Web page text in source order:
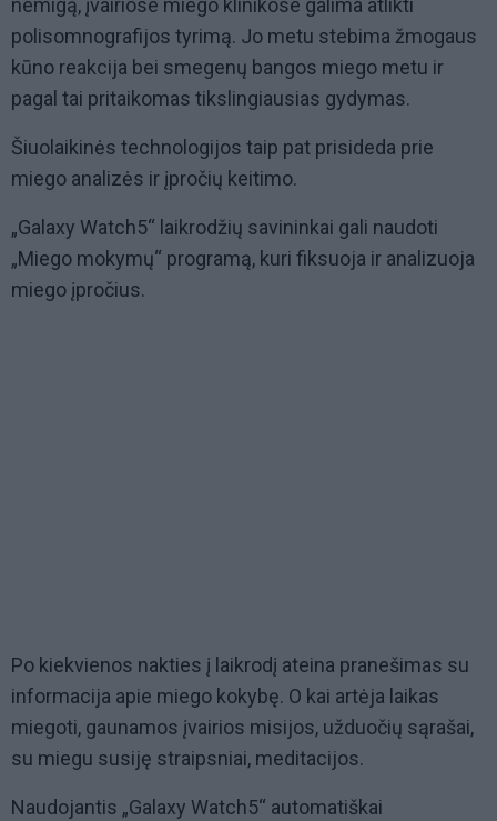
nemigą, įvairiose miego klinikose galima atlikti
polisomnografijos tyrimą. Jo metu stebima žmogaus
kūno reakcija bei smegenų bangos miego metu ir
pagal tai pritaikomas tikslingiausias gydymas.
Šiuolaikinės technologijos taip pat prisideda prie
miego analizės ir įpročių keitimo.
„Galaxy Watch5“ laikrodžių savininkai gali naudoti
„Miego mokymų“ programą, kuri fiksuoja ir analizuoja
miego įpročius.
Po kiekvienos nakties į laikrodį ateina pranešimas su
informacija apie miego kokybę. O kai artėja laikas
miegoti, gaunamos įvairios misijos, užduočių sąrašai,
su miegu susiję straipsniai, meditacijos.
Naudojantis „Galaxy Watch5“ automatiškai